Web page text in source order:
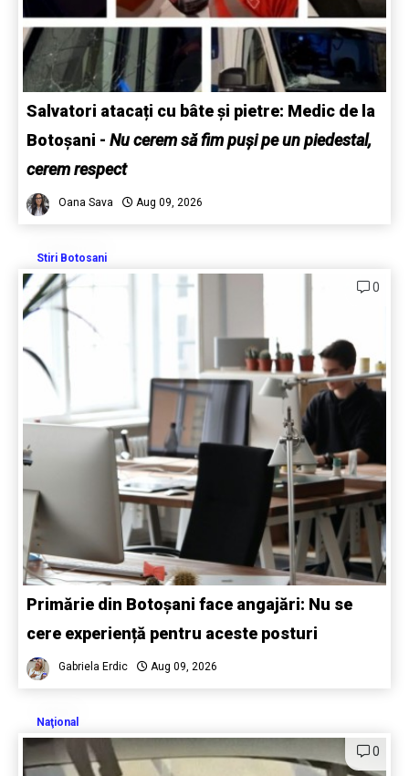
Salvatori atacați cu bâte și pietre: Medic de la
Botoșani - Nu cerem să fim puși pe un piedestal,
cerem respect
Oana Sava Aug 09, 2026
Stiri Botosani
0
Primărie din Botoșani face angajări: Nu se
cere experiență pentru aceste posturi
Gabriela Erdic Aug 09, 2026
Naţional
0